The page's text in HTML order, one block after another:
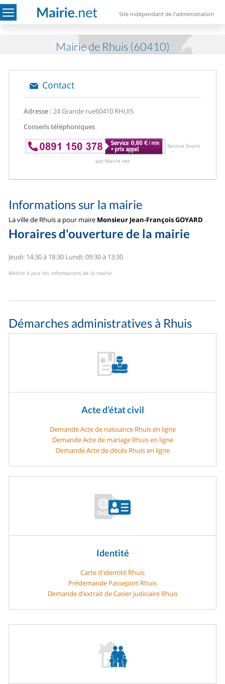
Site indépendant de l'administration
Mairie de Rhuis (60410)
Contact
Adresse : 24 Grande rue60410 RHUIS
Conseils téléphoniques
Service fourni
par Mairie.net
Informations sur la mairie
La ville de Rhuis a pour maire Monsieur Jean-François GOYARD
Horaires d'ouverture de la mairie
Jeudi: 14:30 à 18:30 Lundi: 09:30 à 13:30
Mettre à jour les informations de la mairie
Démarches administratives à Rhuis
Acte d’état civil
Demande Acte de naissance Rhuis en ligne
Demande Acte de mariage Rhuis en ligne
Demande Acte de décès Rhuis en ligne
Identité
Carte d'identité Rhuis
Prédemande Passeport Rhuis
Demande d’extrait de Casier judiciaire Rhuis